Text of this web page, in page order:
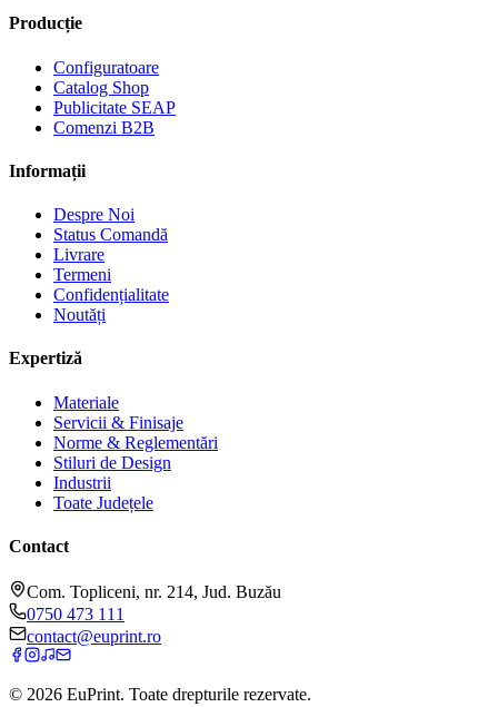
Producție
Configuratoare
Catalog Shop
Publicitate SEAP
Comenzi B2B
Informații
Despre Noi
Status Comandă
Livrare
Termeni
Confidențialitate
Noutăți
Expertiză
Materiale
Servicii & Finisaje
Norme & Reglementări
Stiluri de Design
Industrii
Toate Județele
Contact
Com. Topliceni, nr. 214, Jud. Buzău
0750 473 111
contact@euprint.ro
© 2026 EuPrint. Toate drepturile rezervate.